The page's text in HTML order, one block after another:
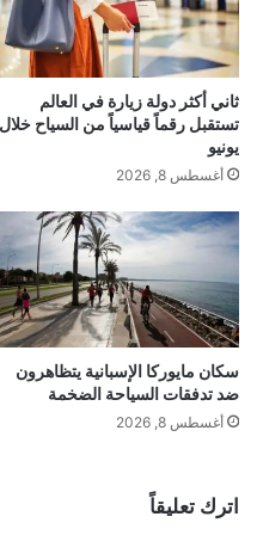
قوات، قائلاً: “لن
أن يضيف: “ولو كنت
بذلك”.
اقرأ أيضًا:
الرسوم على
من جهتها، أكدت
كارولين ليفيت أن
جزء من مهام
ف
ل
ا
ط
ر
س
ن
و
ف
ي
R
ق
أ
ض
ر
ا
اً
م
ج
ق
ص
ر
س
ع
ب
ا
ثاني أكثر دولة زيارة في العالم
تستقبل رقماً قياسياً من السياح خلال
يونيو
أغسطس 8, 2026
سكان مايوركا الإسبانية يتظاهرون
ضد تدفقات السياحة الضخمة
أغسطس 8, 2026
اترك تعليقاً